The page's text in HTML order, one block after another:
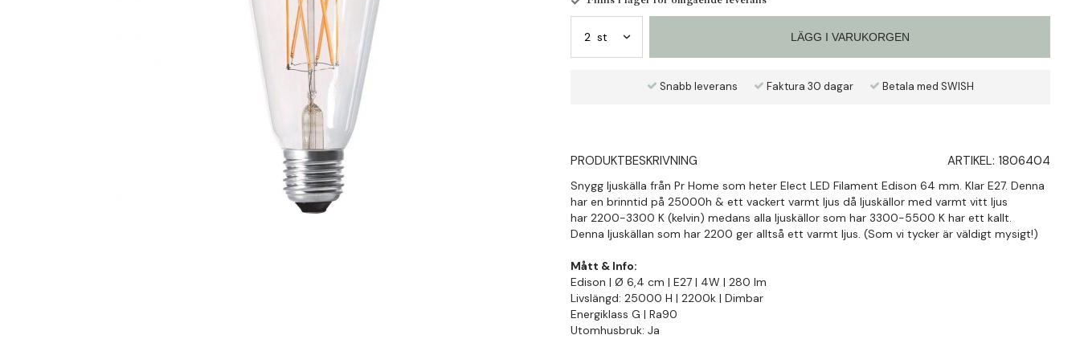
LÄGG I VARUKORGEN
Snabb leverans Faktura 30 dagar Betala med SWISH
PRODUKTBESKRIVNING ARTIKEL: 1806404
Snygg ljuskälla från Pr Home som heter Elect LED Filament Edison 64 mm. Klar E27. Denna
har en brinntid på 25000h & ett vackert varmt ljus då ljuskällor med varmt vitt ljus
har 2200-3300 K (kelvin) medans alla ljuskällor som har 3300-5500 K har ett kallt.
Denna ljuskällan som har 2200 ger alltså ett varmt ljus. (Som vi tycker är väldigt mysigt!)
Mått & Info:
Edison | Ø 6,4 cm | E27 | 4W | 280 lm
Livslängd: 25000 H | 2200k | Dimbar
Energiklass G | Ra90
Utomhusbruk: Ja